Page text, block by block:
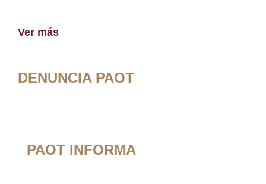
Ver más
DENUNCIA PAOT
PAOT INFORMA